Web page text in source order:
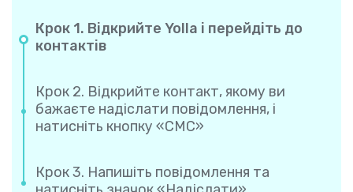
Крок 1. Відкрийте Yolla і перейдіть до
контактів
Крок 2. Відкрийте контакт, якому ви
бажаєте надіслати повідомлення, і
натисніть кнопку «СМС»
Крок 3. Напишіть повідомлення та